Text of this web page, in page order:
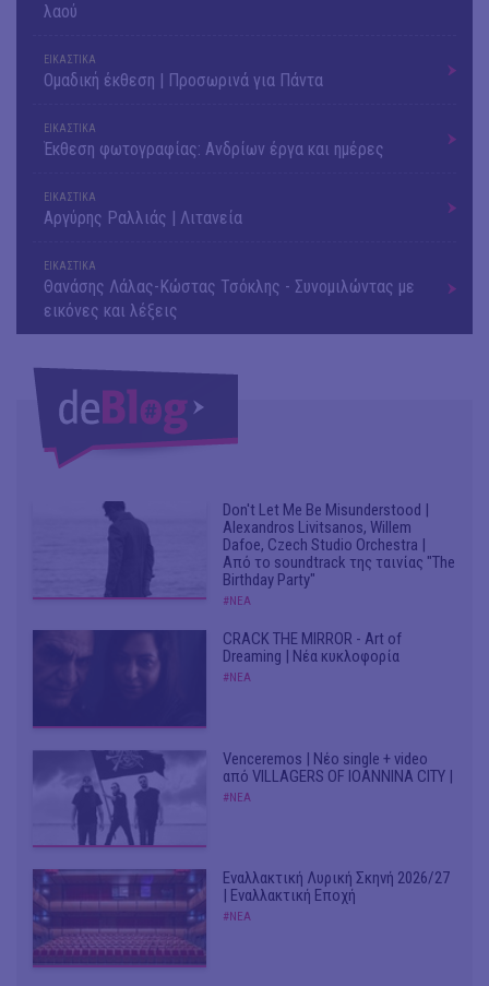
λαού
ΕΙΚΑΣΤΙΚΑ
Ομαδική έκθεση | Προσωρινά για Πάντα
ΕΙΚΑΣΤΙΚΑ
Έκθεση φωτογραφίας: Ανδρίων έργα και ημέρες
ΕΙΚΑΣΤΙΚΑ
Αργύρης Ραλλιάς | Λιτανεία
ΕΙΚΑΣΤΙΚΑ
Θανάσης Λάλας-Κώστας Τσόκλης - Συνομιλώντας με
εικόνες και λέξεις
Don't Let Me Be Misunderstood |
Alexandros Livitsanos, Willem
Dafoe, Czech Studio Orchestra |
Από το soundtrack της ταινίας "The
Birthday Party"
#ΝΕΑ
CRACK THE MIRROR - Art of
Dreaming | Νέα κυκλοφορία
#ΝΕΑ
Venceremos | Νέο single + video
από VILLAGERS OF IOANNINA CITY |
#ΝΕΑ
Εναλλακτική Λυρική Σκηνή 2026/27
| Εναλλακτική Εποχή
#ΝΕΑ